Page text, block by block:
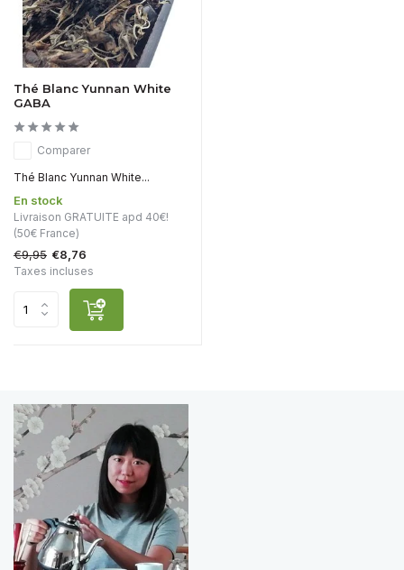
Thé Blanc Yunnan White
GABA
Comparer
Thé Blanc Yunnan White...
En stock
Livraison GRATUITE apd 40€!
(50€ France)
€9,95 €8,76
Taxes incluses